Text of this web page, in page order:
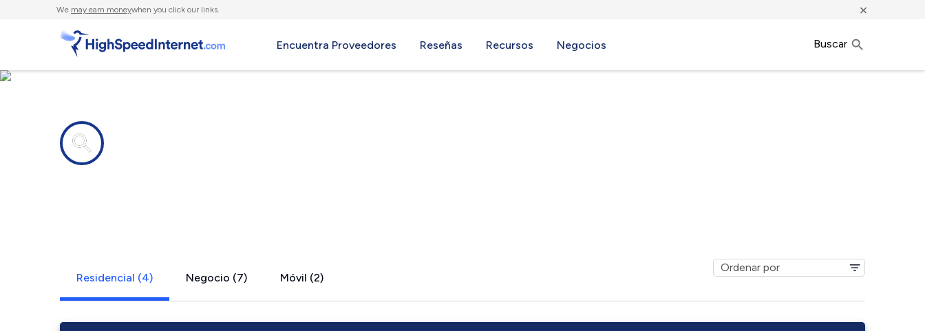
We may earn moneywhen you click our links. ×
Encuentra Proveedores Reseñas Recursos Negocios Buscar
Residencial (4) Negocio (7) Móvil (2)